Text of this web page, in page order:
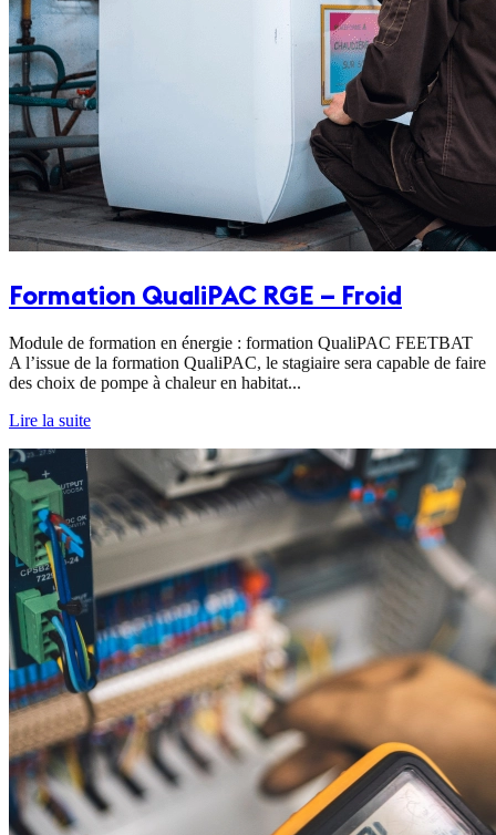
Formation QualiPAC RGE – Froid
Module de formation en énergie : formation QualiPAC FEETBAT
A l’issue de la formation QualiPAC, le stagiaire sera capable de faire
des choix de pompe à chaleur en habitat...
Lire la suite